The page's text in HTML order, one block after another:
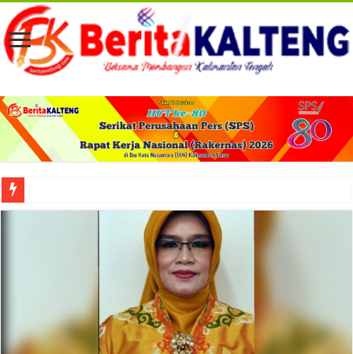
Viral! Selama Dua Bulan Lebih Siltap Serta Tunjangan Pemdes dan BPD di